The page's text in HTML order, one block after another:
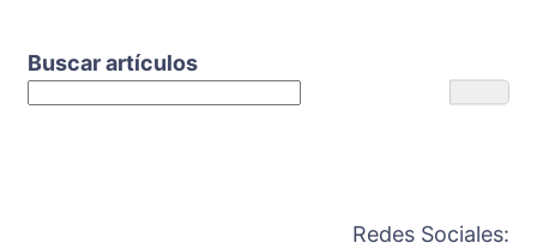
Buscar artículos
Redes Sociales: